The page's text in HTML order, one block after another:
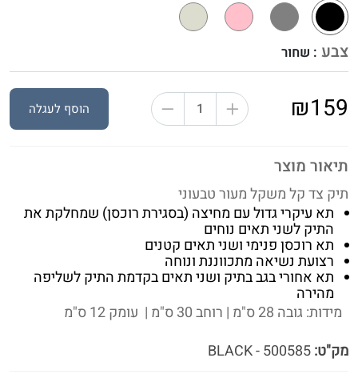
תיאור מוצר
תיק צד קל משקל מעור טבעוני
תא עיקרי גדול עם מחיצה (בסגירת רוכסן) שמחלקת את
התיק לשני תאים נוחים
תא רוכסן פנימי ושני תאים קטנים
רצועת נשיאה מתכווננת ונוחה
תא אחורי בגב בתיק ושני תאים בקדמת התיק לשליפה
מהירה
מידות: גובה 28 ס"מ | רוחב 30 ס"מ | עומק 12 ס"מ
מק"ט:
צבע : שחור
₪159 הוסף לעגלה